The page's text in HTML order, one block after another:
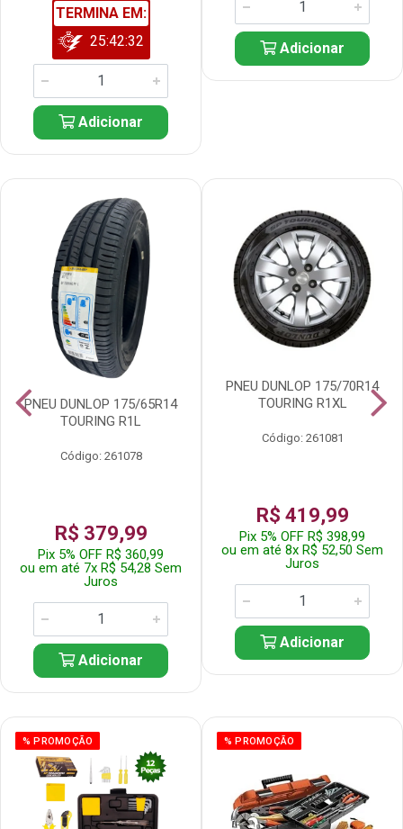
Adicionar
TERMINA EM:
25:42:31
Adicionar
PNEU DUNLOP 175/65R14
TOURING R1L
Código: 261078
R$ 379,99
Pix 5% OFF R$ 360,99
ou em até 7x R$ 54,28 Sem
Juros
Adicionar
PNEU DUNLOP 175/70R14
TOURING R1XL
Código: 261081
R$ 419,99
Pix 5% OFF R$ 398,99
ou em até 8x R$ 52,50 Sem
Juros
Adicionar
% PROMOÇÃO % PROMOÇÃO